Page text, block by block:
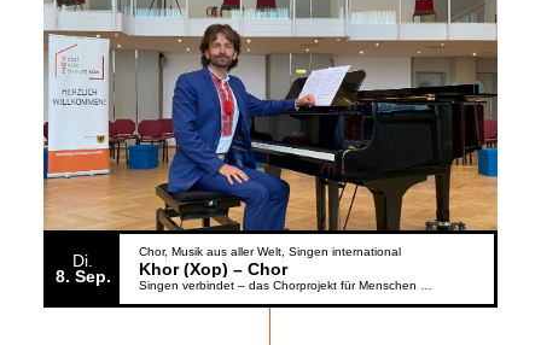
Di.
8 Sep.
Chor Musik aus aller Welt Singen international
Khor (Xop) – Chor